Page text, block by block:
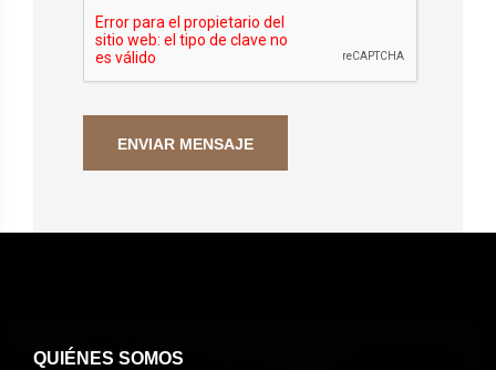
QUIÉNES SOMOS